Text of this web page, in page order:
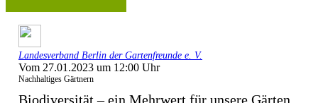
Landesverband Berlin der Gartenfreunde e. V.
Vom 27.01.2023 um 12:00 Uhr
Nachhaltiges Gärtnern
Biodiversität – ein Mehrwert für unsere Gärten